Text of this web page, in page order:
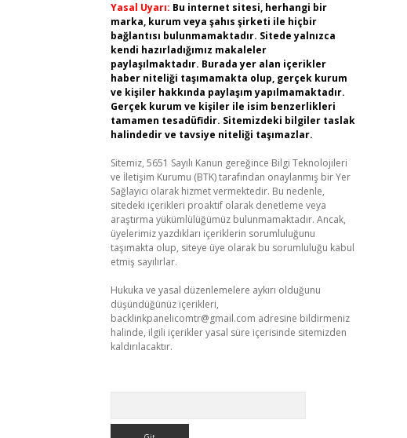
Yasal Uyarı: Bu internet sitesi, herhangi bir
marka, kurum veya şahıs şirketi ile hiçbir
bağlantısı bulunmamaktadır. Sitede yalnızca
kendi hazırladığımız makaleler
paylaşılmaktadır. Burada yer alan içerikler
haber niteliği taşımamakta olup, gerçek kurum
ve kişiler hakkında paylaşım yapılmamaktadır.
Gerçek kurum ve kişiler ile isim benzerlikleri
tamamen tesadüfidir. Sitemizdeki bilgiler taslak
halindedir ve tavsiye niteliği taşımazlar.
Sitemiz, 5651 Sayılı Kanun gereğince Bilgi Teknolojileri
ve İletişim Kurumu (BTK) tarafından onaylanmış bir Yer
Sağlayıcı olarak hizmet vermektedir. Bu nedenle,
sitedeki içerikleri proaktif olarak denetleme veya
araştırma yükümlülüğümüz bulunmamaktadır. Ancak,
üyelerimiz yazdıkları içeriklerin sorumluluğunu
taşımakta olup, siteye üye olarak bu sorumluluğu kabul
etmiş sayılırlar.
Hukuka ve yasal düzenlemelere aykırı olduğunu
düşündüğünüz içerikleri,
backlinkpanelicomtr@gmail.com adresine bildirmeniz
halinde, ilgili içerikler yasal süre içerisinde sitemizden
kaldırılacaktır.